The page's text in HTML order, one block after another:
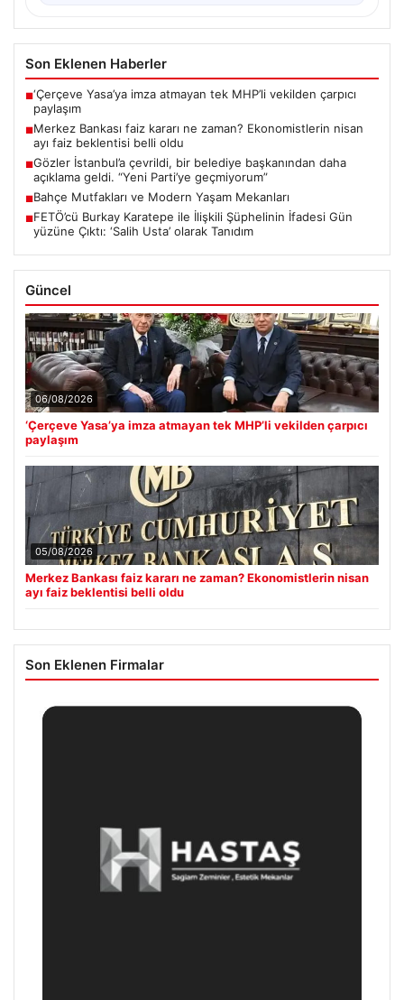
Son Eklenen Haberler
■‘Çerçeve Yasa’ya imza atmayan tek MHP’li vekilden çarpıcı
paylaşım
■Merkez Bankası faiz kararı ne zaman? Ekonomistlerin nisan
ayı faiz beklentisi belli oldu
■Gözler İstanbul’a çevrildi, bir belediye başkanından daha
açıklama geldi. “Yeni Parti’ye geçmiyorum”
■Bahçe Mutfakları ve Modern Yaşam Mekanları
■FETÖ’cü Burkay Karatepe ile İlişkili Şüphelinin İfadesi Gün
yüzüne Çıktı: ‘Salih Usta’ olarak Tanıdım
Güncel
06/08/2026
‘Çerçeve Yasa’ya imza atmayan tek MHP’li vekilden çarpıcı
paylaşım
05/08/2026
Merkez Bankası faiz kararı ne zaman? Ekonomistlerin nisan
ayı faiz beklentisi belli oldu
Son Eklenen Firmalar